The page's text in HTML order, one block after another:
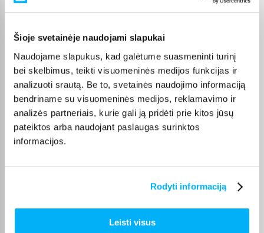
Šioje svetainėje naudojami slapukai
Naudojame slapukus, kad galėtume suasmeninti turinį
bei skelbimus, teikti visuomeninės medijos funkcijas ir
analizuoti srautą. Be to, svetainės naudojimo informaciją
bendriname su visuomeninės medijos, reklamavimo ir
analizės partneriais, kurie gali ją pridėti prie kitos jūsų
pateiktos arba naudojant paslaugas surinktos
informacijos.
Rodyti informaciją
Leisti visus
papildomas paviršius darbui ar poilsiui. Kai kurie modeliai turi
tvarką ir geriau išnaudoti erdvę .
Pritaikymas skirtingoms erdvėms
Šoniniai staliukai tinka ne tik svetainei, bet ir miegamajam,
prieškambariui ar net biurui. Jie gali būti naudojami kaip
naktiniai staliukai, dekoratyviniai akcentai ar papildoma vieta
smulkiems daiktams laikyti. Dėl savo universalumo jie lengvai
pritaikomi įvairiuose interjeruose.
Kaip išsirinkti tinkamą šoninį staliuką?
Renkantis šoninį staliuką svarbu įvertinti jo aukštį, dydį ir
atsižvelgti į medžiagas ir dizainą, kad baldas derėtų prie
kompaktiškesnius ar lengvesnius modelius.